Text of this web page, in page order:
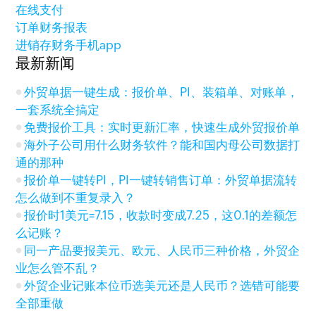
在线支付
订单财务报表
进销存财务手机app
最新新闻
外贸单据一键生成：报价单、PI、装箱单、对账单，
一套系统全搞定
免费报价工具：实时更新汇率，快速生成外贸报价单
海外子公司用什么财务软件？能和国内母公司数据打
通的那种
报价单一键转PI，PI一键转销售订单：外贸单据流转
怎么做到不重复录入？
报价时1美元=7.15，收款时变成7.25，这0.1的差额怎
么记账？
同一产品要报美元、欧元、人民币三种价格，外贸企
业怎么管不乱？
外贸企业记账本位币选美元还是人民币？选错可能要
全部重做